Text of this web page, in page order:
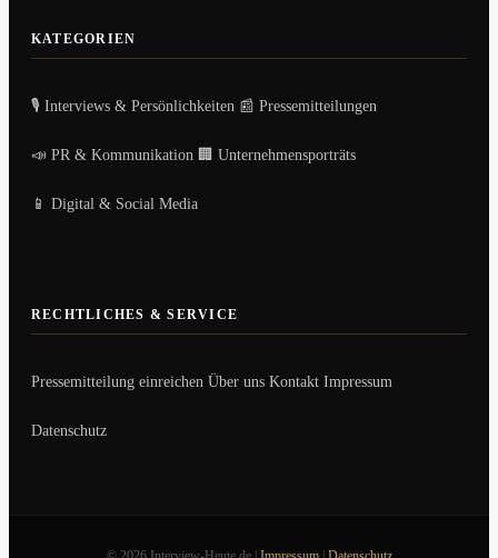
KATEGORIEN
🎙️ Interviews & Persönlichkeiten 📰 Pressemitteilungen
📣 PR & Kommunikation 🏢 Unternehmensporträts
📱 Digital & Social Media
RECHTLICHES & SERVICE
Pressemitteilung einreichen Über uns Kontakt Impressum
Datenschutz